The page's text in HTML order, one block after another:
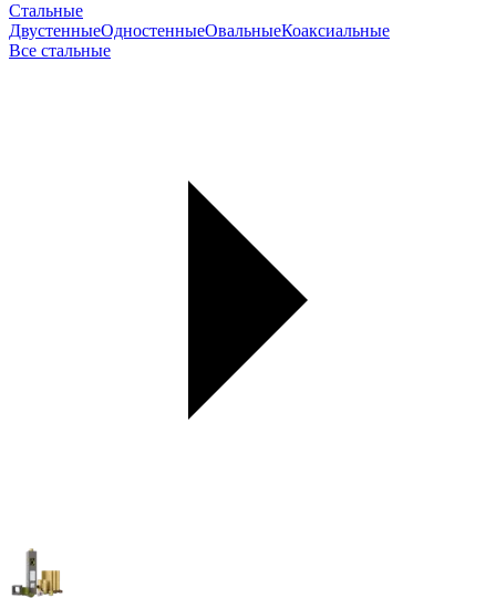
Стальные
ДвустенныеОдностенныеОвальныеКоаксиальные
Все стальные